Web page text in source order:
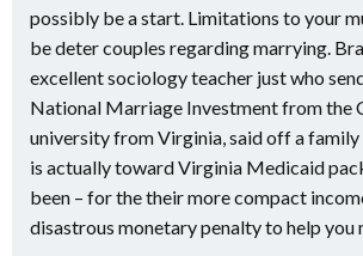
possibly be a start. Limitations to your
be deter couples regarding marrying.
excellent sociology teacher just who
National Marriage Investment from the
university from Virginia, said off a family
is actually toward Virginia Medicaid
been – for the their more compact
disastrous monetary penalty to help you